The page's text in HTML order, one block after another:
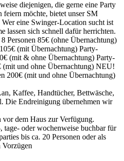
diejenigen, die gerne eine Party
feiern möchte, bietet unser SM
eine Swinger-Location sucht ist
lassen sich schnell dafür herrichten.
Personen 85€ (ohne Übernachtung)
(mit Übernachtung) Party-
(mit & ohne Übernachtung) Party-
(mit und ohne Übernachtung) NEU!
200€ (mit und ohne Übernachtung)
Kaffee, Handtücher, Bettwäsche,
Die Endreinigung übernehmen wir
vor dem Haus zur Verfügung.
tage- oder wochenweise buchbar für
bis ca. 20 Personen oder als